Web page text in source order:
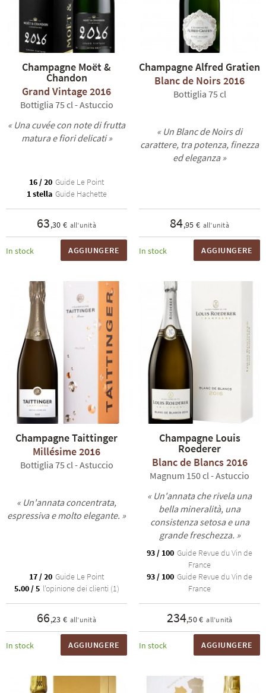
Champagne Moët &
Chandon
Grand Vintage 2016
Bottiglia 75 cl - Astuccio
« Una cuvée con note di frutta
matura e fiori delicati »
16 / 20 Guide Le Point
1 stella Guide Hachette
63,30 € all’unità
In stock AGGIUNGERE
Champagne Alfred Gratien
Blanc de Noirs 2016
Bottiglia 75 cl
« Un Blanc de Noirs di
carattere, tra potenza, finezza
ed eleganza »
84,95 € all’unità
In stock AGGIUNGERE
Champagne Taittinger
Millésime 2016
Bottiglia 75 cl - Astuccio
« Un'annata concentrata,
espressiva e molto elegante. »
17 / 20 Guide Le Point
5.00 / 5 l'opinione dei clienti (1)
66,23 € all’unità
In stock AGGIUNGERE
Champagne Louis
Roederer
Blanc de Blancs 2016
Magnum 150 cl - Astuccio
« Un'annata che rivela una
bella mineralità, una
consistenza setosa e una
grande freschezza. »
93 / 100 Guide Revue du Vin de
France
93 / 100 Guide Revue du Vin de
France
234,50 € all’unità
In stock AGGIUNGERE